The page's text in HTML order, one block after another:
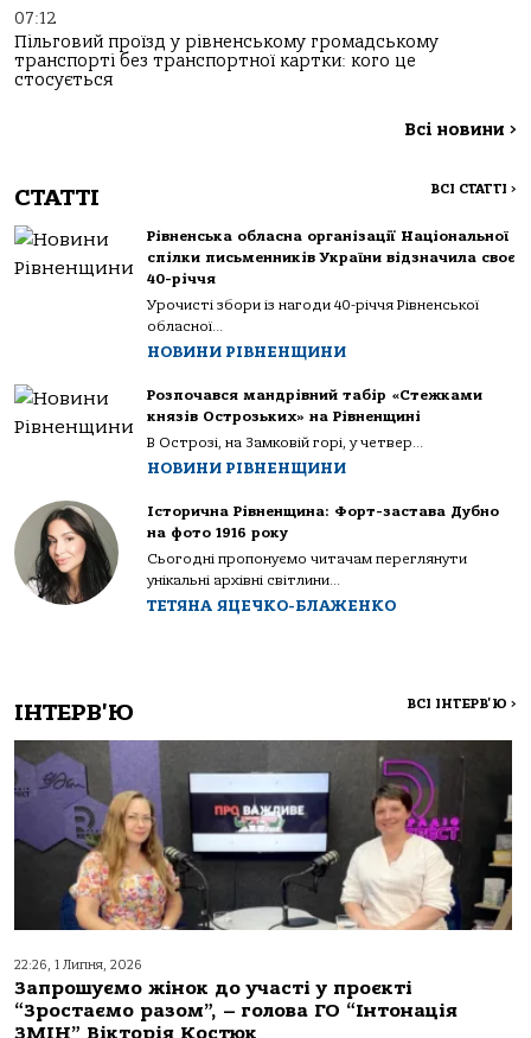
07:12
Пільговий проїзд у рівненському громадському
транспорті без транспортної картки: кого це
стосується
Всі новини >
СТАТТІ ВСІ СТАТТІ >
Рівненська обласна організації Національної
спілки письменників України відзначила своє
40-річчя
Урочисті збори із нагоди 40-річчя Рівненської
обласної...
НОВИНИ РІВНЕНЩИНИ
Розпочався мандрівний табір «Стежками
князів Острозьких» на Рівненщині
В Острозі, на Замковій горі, у четвер...
НОВИНИ РІВНЕНЩИНИ
Історична Рівненщина: Форт-застава Дубно
на фото 1916 року
Сьогодні пропонуємо читачам переглянути
унікальні архівні світлини...
ТЕТЯНА ЯЦЕЧКО-БЛАЖЕНКО
ІНТЕРВ'Ю ВСІ ІНТЕРВ'Ю >
22:26, 1 Липня, 2026
Запрошуємо жінок до участі у проєкті
“Зростаємо разом”, – голова ГО “Інтонація
ЗМІН” Вікторія Костюк